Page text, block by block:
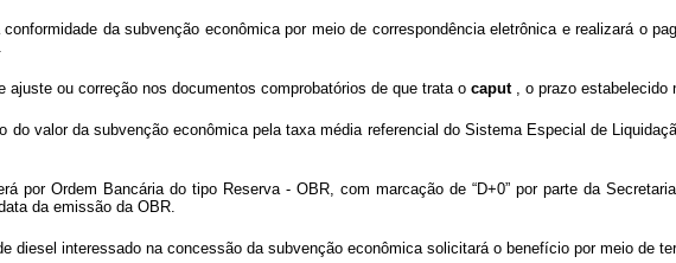
da subvenção econômica por meio de correspondência eletrônica e realizará o
.
ajuste ou correção nos documentos comprobatórios de que trata o caput , o prazo estabelecido
do valor da subvenção econômica pela taxa média referencial do Sistema Especial de
por Ordem Bancária do tipo Reserva - OBR, com marcação de “D+0” por parte da
da emissão da OBR.
diesel interessado na concessão da subvenção econômica solicitará o benefício por meio de